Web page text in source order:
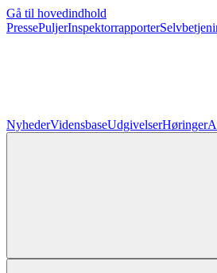
Gå til hovedindhold
PressePuljerInspektorrapporter
NyhederVidensbaseUdgivelserHøringer